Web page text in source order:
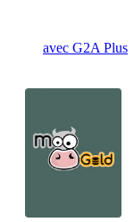
avec G2A Plus